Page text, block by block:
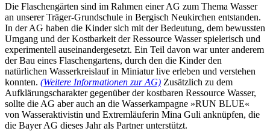
Die Flaschengärten sind im Rahmen einer AG zum Thema Wasser
an unserer Träger-Grundschule in Bergisch Neukirchen entstanden.
In der AG haben die Kinder sich mit der Bedeutung, dem bewussten
Umgang und der Kostbarkeit der Ressource Wasser spielerisch und
experimentell auseinandergesetzt. Ein Teil davon war unter anderem
der Bau eines Flaschengartens, durch den die Kinder den
natürlichen Wasserkreislauf in Miniatur live erleben und verstehen
konnten. (Weitere Informationen zur AG) Zusätzlich zu dem
Aufklärungscharakter gegenüber der kostbaren Ressource Wasser,
sollte die AG aber auch an die Wasserkampagne »RUN BLUE«
von Wasseraktivistin und Extremläuferin Mina Guli anknüpfen, die
die Bayer AG dieses Jahr als Partner unterstützt.